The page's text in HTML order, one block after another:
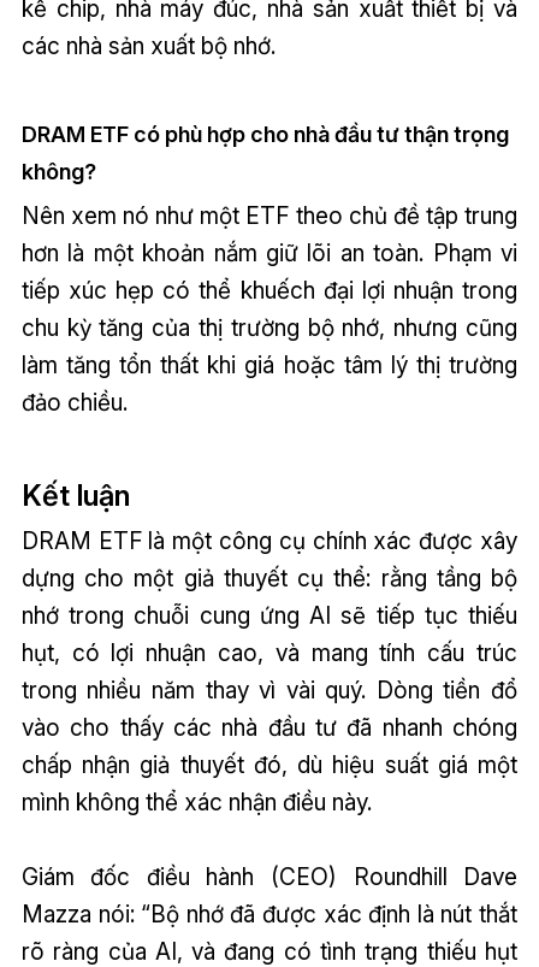
kế chip, nhà máy đúc, nhà sản xuất thiết bị và
các nhà sản xuất bộ nhớ.
DRAM ETF có phù hợp cho nhà đầu tư thận trọng
không?
Nên xem nó như một ETF theo chủ đề tập trung
hơn là một khoản nắm giữ lõi an toàn. Phạm vi
tiếp xúc hẹp có thể khuếch đại lợi nhuận trong
chu kỳ tăng của thị trường bộ nhớ, nhưng cũng
làm tăng tổn thất khi giá hoặc tâm lý thị trường
đảo chiều.
Kết luận
DRAM ETF là một công cụ chính xác được xây
dựng cho một giả thuyết cụ thể: rằng tầng bộ
nhớ trong chuỗi cung ứng AI sẽ tiếp tục thiếu
hụt, có lợi nhuận cao, và mang tính cấu trúc
trong nhiều năm thay vì vài quý. Dòng tiền đổ
vào cho thấy các nhà đầu tư đã nhanh chóng
chấp nhận giả thuyết đó, dù hiệu suất giá một
mình không thể xác nhận điều này.
Giám đốc điều hành (CEO) Roundhill Dave
Mazza nói: “Bộ nhớ đã được xác định là nút thắt
rõ ràng của AI, và đang có tình trạng thiếu hụt